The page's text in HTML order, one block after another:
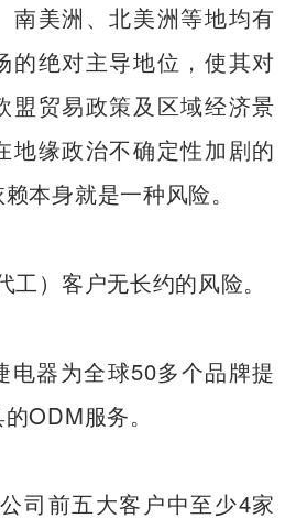
南美洲、北美洲等地均有
的绝对主导地位，使其对
盟贸易政策及区域经济景
地缘政治不确定性加剧的
本身就是一种风险。
）客户无长约的风险。
电器为全球50多个品牌提
ODM服务。
司前五大客户中至少4家